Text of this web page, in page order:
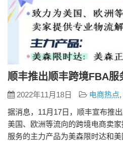
顺丰推出顺丰跨境FBA服
2022年11月18日 电商热点,
据消息，11月17日，顺丰宣布推
美国、欧洲等流向的跨境电商卖
服务的主力产品为美森限时达和